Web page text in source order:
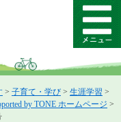
メ
ニ
ー
> 子育て・学び > 生涯学習 >
by TONE ホームページ >